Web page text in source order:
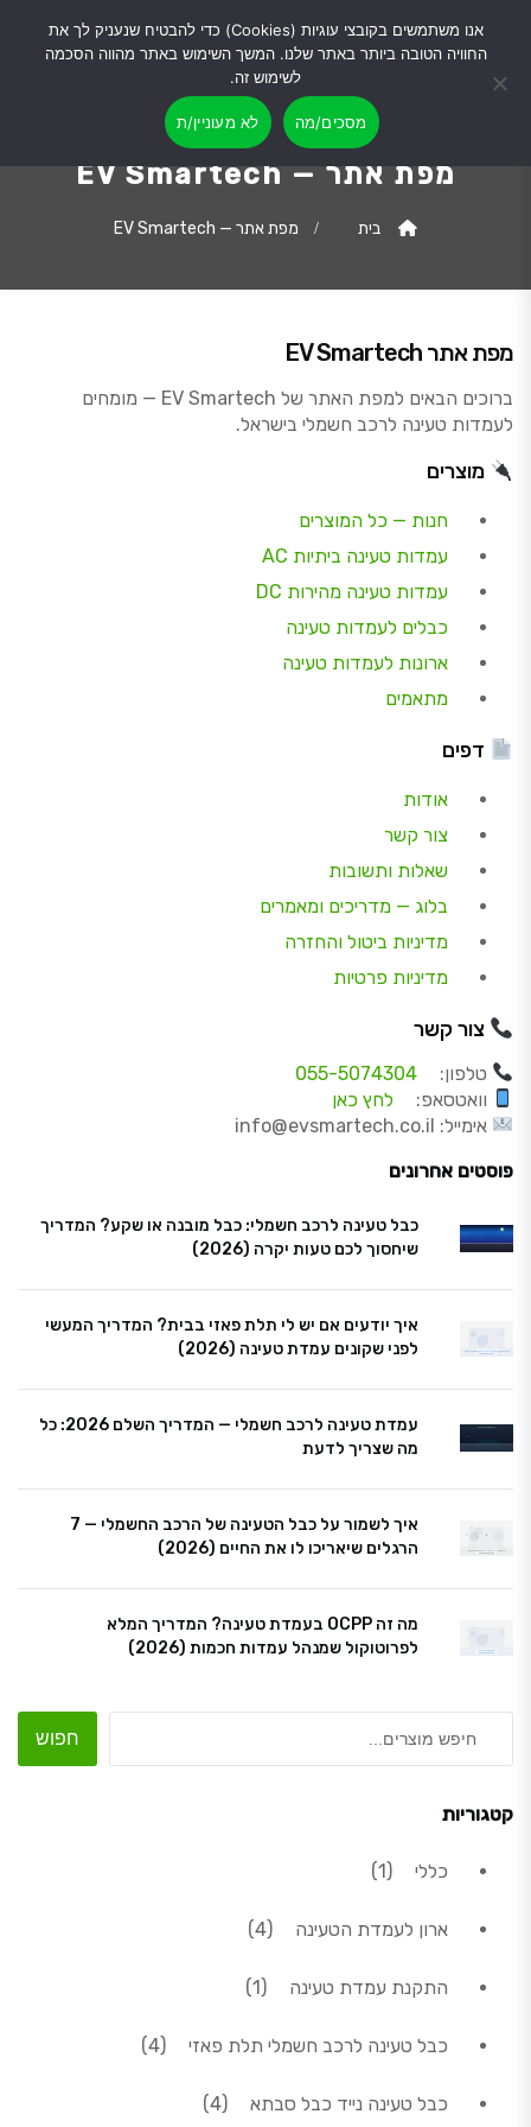
מפת אתר — EV Smartech
בית מפת אתר — EV Smartech
מפת אתר EV Smartech
ברוכים הבאים למפת האתר של EV Smartech — מומחים
לעמדות טעינה לרכב חשמלי בישראל.
מוצרים
חנות — כל המוצרים
עמדות טעינה ביתיות AC
עמדות טעינה מהירות DC
כבלים לעמדות טעינה
ארונות לעמדות טעינה
מתאמים
דפים
אודות
צור קשר
שאלות ותשובות
בלוג — מדריכים ומאמרים
מדיניות ביטול והחזרה
מדיניות פרטיות
צור קשר
טלפון:
055-5074304
וואטסאפ:
לחץ כאן
אימייל: info@evsmartech.co.il
פוסטים אחרונים
כבל טעינה לרכב חשמלי: כבל מובנה או שקע? המדריך
שיחסוך לכם טעות יקרה (2026)
איך יודעים אם יש לי תלת פאזי בבית? המדריך המעשי
לפני שקונים עמדת טעינה (2026)
עמדת טעינה לרכב חשמלי — המדריך השלם 2026: כל
מה שצריך לדעת
איך לשמור על כבל הטעינה של הרכב החשמלי — 7
הרגלים שיאריכו לו את החיים (2026)
מה זה OCPP בעמדת טעינה? המדריך המלא
לפרוטוקול שמנהל עמדות חכמות (2026)
חפוש
קטגוריות
כללי 1מוצר 1
ארון לעמדת הטעינה 44 מוצרים
התקנת עמדת טעינה 1מוצר 1
כבל טעינה לרכב חשמלי תלת פאזי 44 מוצרים
כבל טעינה נייד כבל סבתא 44 מוצרים
אנו משתמשים בקובצי עוגיות (Cookies) כדי להבטיח שנעניק לך את
החוויה הטובה ביותר באתר שלנו. המשך השימוש באתר מהווה הסכמה
לשימוש זה.
מסכים/מה לא מעוניין/ת